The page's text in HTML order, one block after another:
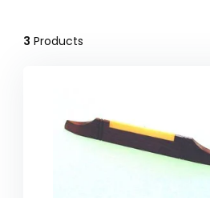
3 Products